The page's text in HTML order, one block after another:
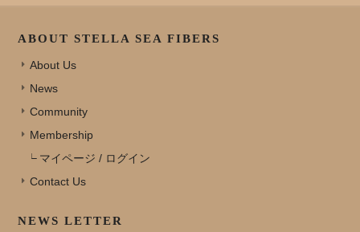
ABOUT STELLA SEA FIBERS
About Us
News
Community
Membership
マイページ / ログイン
Contact Us
NEWS LETTER